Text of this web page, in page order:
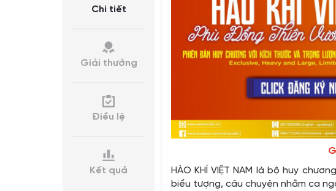
Chi tiết
Giải thưởng
Điều lệ
Kết quả
HÀO KHÍ VIỆT NAM là bộ huy
biểu tượng, câu chuyện nhằm ca